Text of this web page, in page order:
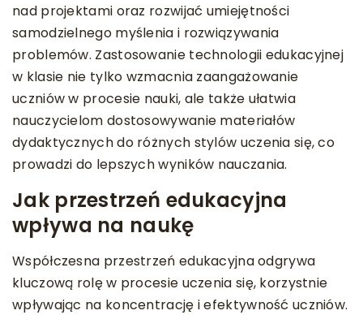
nad projektami oraz rozwijać umiejętności
samodzielnego myślenia i rozwiązywania
problemów. Zastosowanie technologii edukacyjnej
w klasie nie tylko wzmacnia zaangażowanie
uczniów w procesie nauki, ale także ułatwia
nauczycielom dostosowywanie materiałów
dydaktycznych do różnych stylów uczenia się, co
prowadzi do lepszych wyników nauczania.
Jak przestrzeń edukacyjna
wpływa na naukę
Współczesna przestrzeń edukacyjna odgrywa
kluczową rolę w procesie uczenia się, korzystnie
wpływając na koncentrację i efektywność uczniów.